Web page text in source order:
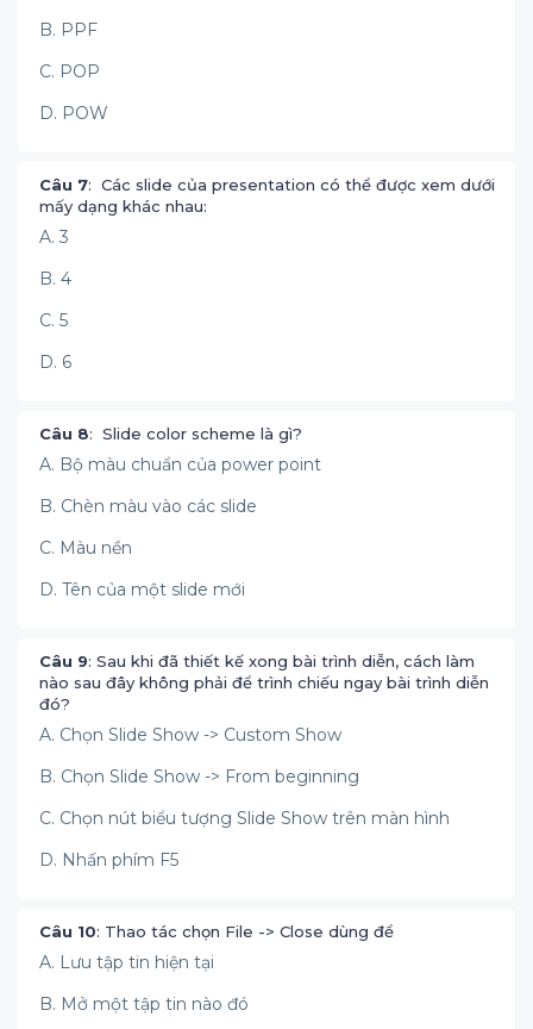
B. PPF
C. POP
D. POW
Câu 7: Các slide của presentation có thể được xem dưới
mấy dạng khác nhau:
A. 3
B. 4
C. 5
D. 6
Câu 8: Slide color scheme là gì?
A. Bộ màu chuẩn của power point
B. Chèn màu vào các slide
C. Màu nền
D. Tên của một slide mới
Câu 9: Sau khi đã thiết kế xong bài trình diễn, cách làm
nào sau đây không phải để trình chiếu ngay bài trình diễn
đó?
A. Chọn Slide Show -> Custom Show
B. Chọn Slide Show -> From beginning
C. Chọn nút biểu tượng Slide Show trên màn hình
D. Nhấn phím F5
Câu 10: Thao tác chọn File -> Close dùng để
A. Lưu tập tin hiện tại
B. Mở một tập tin nào đó